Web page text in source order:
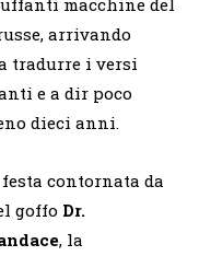
arrivando
tradurre i versi
e a dir poco
dieci anni.
contornata da
goffo Dr.
, la